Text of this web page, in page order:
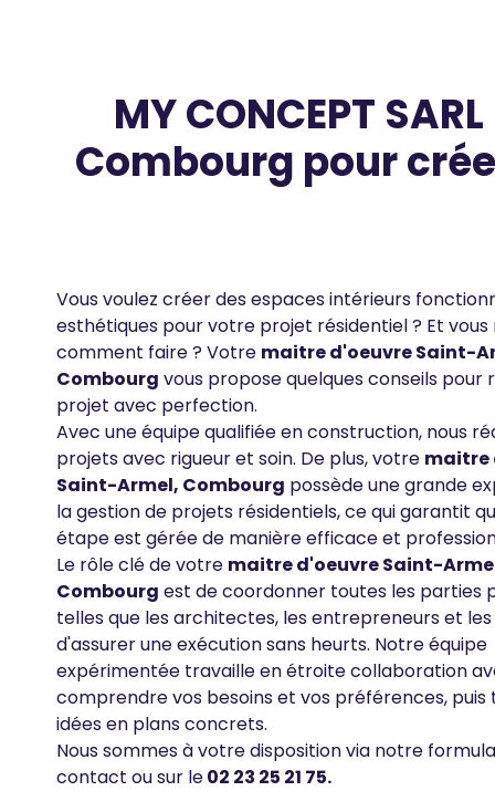
MY CONCEPT
Combourg pour
Vous voulez créer des espaces intérieurs
esthétiques pour votre projet résidentiel ? Et vous
comment faire ? Votre maitre d'oeuvre Saint-
Combourg vous propose quelques conseils pour
projet avec perfection.
Avec une équipe qualifiée en construction, nous
projets avec rigueur et soin. De plus, votre maitre
Saint-Armel, Combourg possède une grande
la gestion de projets résidentiels, ce qui garantit
étape est gérée de manière efficace et
Le rôle clé de votre maitre d'oeuvre Saint-
Combourg est de coordonner toutes les parties
telles que les architectes, les entrepreneurs et
d'assurer une exécution sans heurts. Notre équipe
expérimentée travaille en étroite collaboration
comprendre vos besoins et vos préférences, puis
idées en plans concrets.
Nous sommes à votre disposition via notre
contact ou sur le02 23 25 21 75.